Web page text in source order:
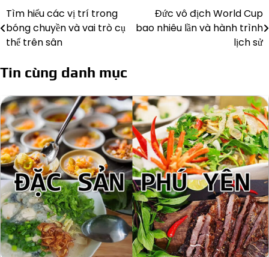
Điều
hướng
viết
Tìm hiểu các vị trí trong
bóng chuyền và vai trò cụ
thể trên sân
Đức vô địch World Cup
bao nhiêu lần và hành trình
lịch sử
Tin cùng danh mục